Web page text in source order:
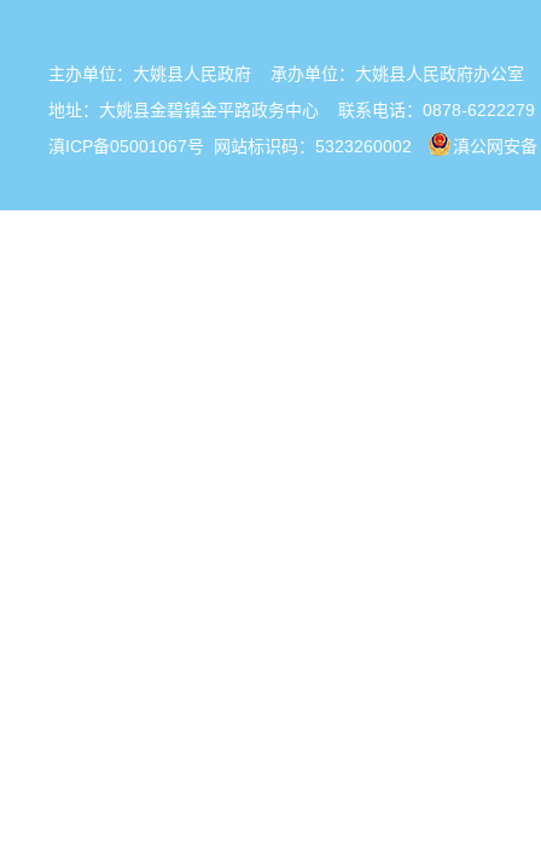
主办单位：大姚县人民政府 承办单位：大姚县人民政府办公
地址：大姚县金碧镇金平路政务中心 联系电话：0878-6222279
滇ICP备05001067号 网站标识码：5323260002 滇公网安